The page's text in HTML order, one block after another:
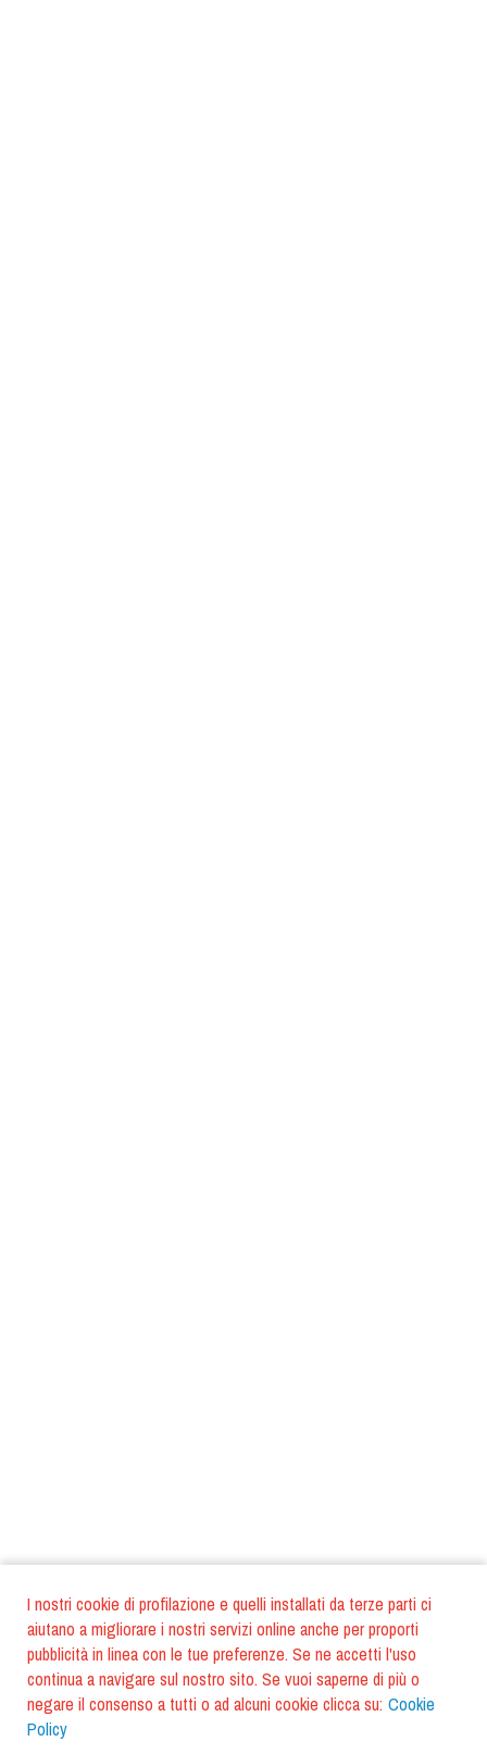
I nostri cookie di profilazione e quelli installati da terze parti ci
aiutano a migliorare i nostri servizi online anche per proporti
pubblicità in linea con le tue preferenze. Se ne accetti l'uso
continua a navigare sul nostro sito. Se vuoi saperne di più o
negare il consenso a tutti o ad alcuni cookie clicca su: Cookie
Policy